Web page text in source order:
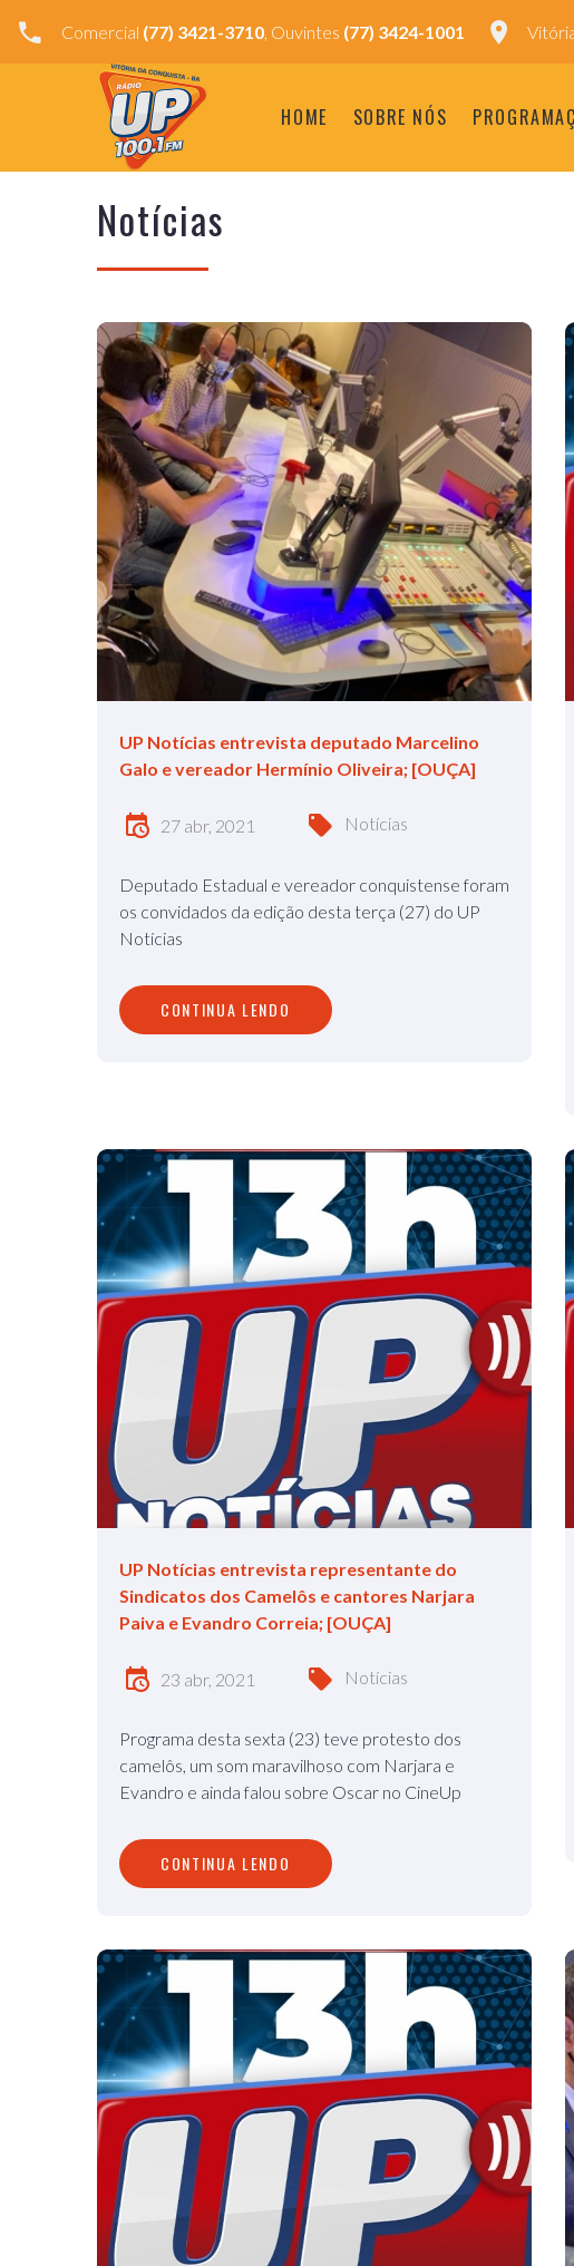
Comercial (77) 3421-3710, Ouvintes (77) 3424-1001
HOME SOBRE NÓS
Notícias
UP Notícias entrevista deputado Marcelino
Galo e vereador Hermínio Oliveira; [OUÇA]
27 abr, 2021 Notícias
Deputado Estadual e vereador conquistense foram
os convidados da edição desta terça (27) do UP
Notícias
CONTINUA LENDO
UP Notícias entrevista representante do
Sindicatos dos Camelôs e cantores Narjara
Paiva e Evandro Correia; [OUÇA]
23 abr, 2021 Notícias
Programa desta sexta (23) teve protesto dos
camelôs, um som maravilhoso com Narjara e
Evandro e ainda falou sobre Oscar no CineUp
CONTINUA LENDO